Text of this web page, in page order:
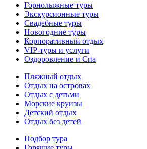
Горнолыжные туры
Экскурсионные туры
Свадебные туры
Новогодние туры
Корпоративный отдых
VIP-туры и услуги
Оздоровление и Спа
Пляжный отдых
Отдых на островах
Отдых с детьми
Морские круизы
Детский отдых
Отдых без детей
Подбор тура